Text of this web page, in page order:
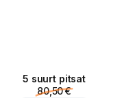
5 suurt pitsat
80,50 €